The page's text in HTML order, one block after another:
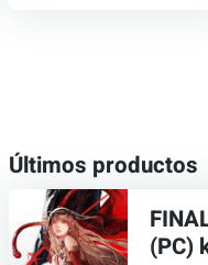
Últimos productos
(PC)